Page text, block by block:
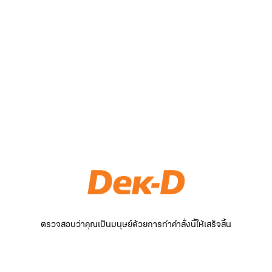
ตรวจสอบว่าคุณเป็นมนุษย์ด้วยการทำคำสั่งนี้ให้เสร็จสิ้น